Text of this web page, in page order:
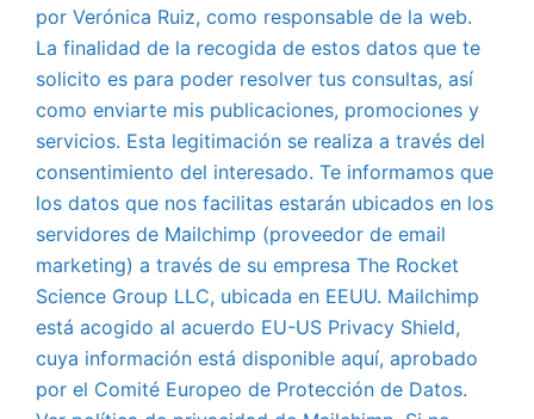
por Verónica Ruiz, como responsable de la web.
La finalidad de la recogida de estos datos que te
solicito es para poder resolver tus consultas, así
como enviarte mis publicaciones, promociones y
servicios. Esta legitimación se realiza a través del
consentimiento del interesado. Te informamos que
los datos que nos facilitas estarán ubicados en los
servidores de Mailchimp (proveedor de email
marketing) a través de su empresa The Rocket
Science Group LLC, ubicada en EEUU. Mailchimp
está acogido al acuerdo EU-US Privacy Shield,
cuya información está disponible aquí, aprobado
por el Comité Europeo de Protección de Datos.